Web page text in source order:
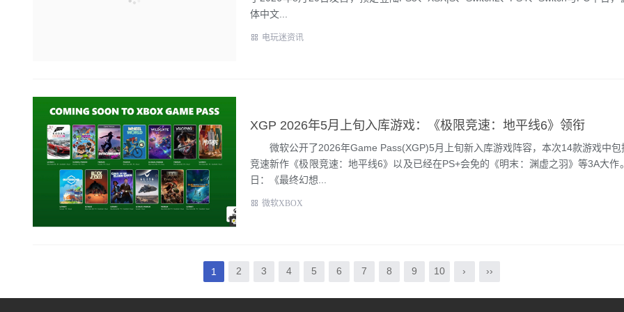
体中文...
电玩迷资讯
XGP 2026年5月上旬入库游戏：《极限竞速：地平线6》领衔
微软公开了2026年Game Pass(XGP)5月上旬新入库游戏阵容，本次14款游戏中包
竞速新作《极限竞速：地平线6》以及已经在PS+会免的《明末：渊虚之羽》等3A
日：《最终幻想...
微软XBOX
1 2 3 4 5 6 7 8 9 10 › ››